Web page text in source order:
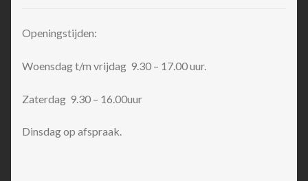
Openingstijden:
Woensdag t/m vrijdag 9.30 – 17.00 uur.
Zaterdag 9.30 – 16.00uur
Dinsdag op afspraak.